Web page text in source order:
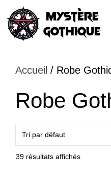
Aller
au
contenu
Accueil / Robe
Robe
39 résultats affichés